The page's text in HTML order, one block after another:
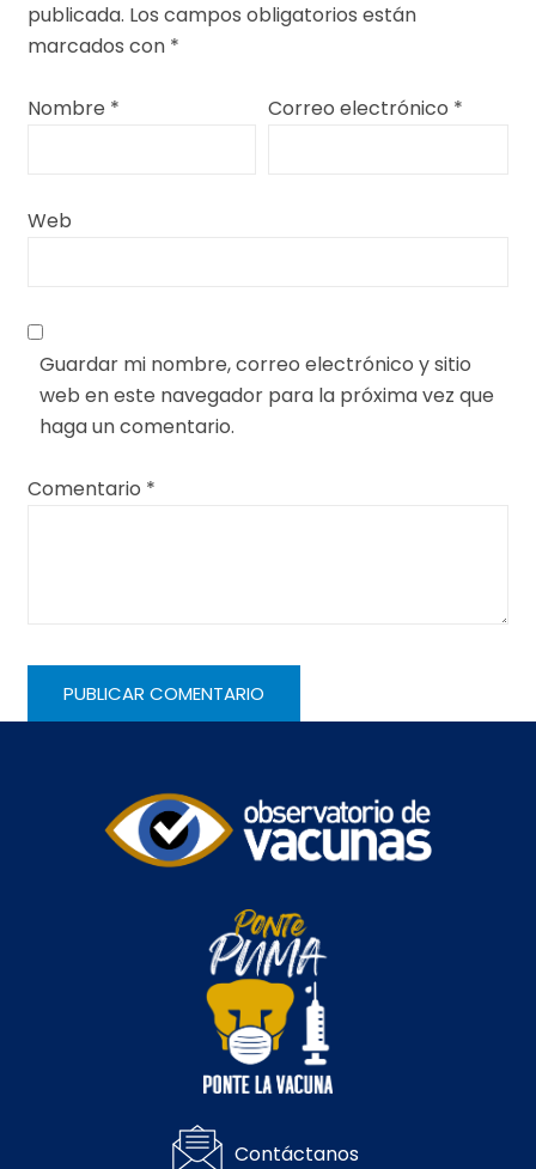
publicada. Los campos obligatorios están
marcados con *
Nombre * Correo electrónico *
Web
Guardar mi nombre, correo electrónico y sitio
web en este navegador para la próxima vez que
haga un comentario.
Comentario *
Contáctanos